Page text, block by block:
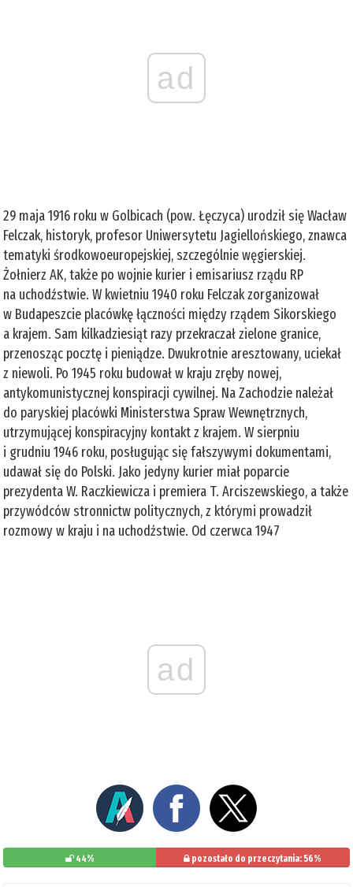
ad
29 maja 1916 roku w Golbicach (pow. Łęczyca) urodził się Wacław
Felczak, historyk, profesor Uniwersytetu Jagiellońskiego, znawca
tematyki środkowoeuropejskiej, szczególnie węgierskiej.
Żołnierz AK, także po wojnie kurier i emisariusz rządu RP
na uchodźstwie. W kwietniu 1940 roku Felczak zorganizował
w Budapeszcie placówkę łączności między rządem Sikorskiego
a krajem. Sam kilkadziesiąt razy przekraczał zielone granice,
przenosząc pocztę i pieniądze. Dwukrotnie aresztowany, uciekał
z niewoli. Po 1945 roku budował w kraju zręby nowej,
antykomunistycznej konspiracji cywilnej. Na Zachodzie należał
do paryskiej placówki Ministerstwa Spraw Wewnętrznych,
utrzymującej konspiracyjny kontakt z krajem. W sierpniu
i grudniu 1946 roku, posługując się fałszywymi dokumentami,
udawał się do Polski. Jako jedyny kurier miał poparcie
prezydenta W. Raczkiewicza i premiera T. Arciszewskiego, a także
przywódców stronnictw politycznych, z którymi prowadził
rozmowy w kraju i na uchodźstwie. Od czerwca 1947
ad
44% pozostało do przeczytania: 56%